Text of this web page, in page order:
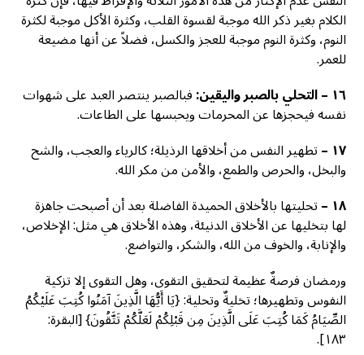
الكلام بغير ذكر الله موجبة لقسوة القلب، وكثرة الأكل موجبة لكثرة
النوم، وكثرة النوم موجبة للعجز والكسل، فضلاً عن أنها مضيعة
للعمر.
١٦ – التحلي بالصبر واليقين:
فبالصبر ينتصر العبد على شهوات
نفسه فيحجزها عن المحرمات ويحبسها على الطاعات.
١٧ – تطهير النفس من أخلاقها الرذيلة؛ كالرياء والعجب، والشح
والبخل، والحرص والطمع، والأمن من مكر الله.
١٨ – تحليتها بالأخلاق الحميدة الفاضلة بعد أن أصبحت جاهزة
لها بتخليها عن الأخلاق الدنيئة، وهذه الأخلاق هي مثل: الإخلاص،
والإنابة، والخوف من الله، والشكر، والتواضع.
ورمضان فرصةٌ عظيمة لتحقيق التقوى، وهل التقوى إلا تزكية
النفوس وتطهيرها؛ تخليةٌ وتحلية: {يَا أَيُّهَا الَّذِينَ آمَنُوا كُتِبَ عَلَيْكُمُ
الصِّيَامُ كَمَا كُتِبَ عَلَى الَّذِينَ مِن قَبْلِكُمْ لَعَلَّكُمْ تَتَّقُونَ} [البقرة:
١٨٣].